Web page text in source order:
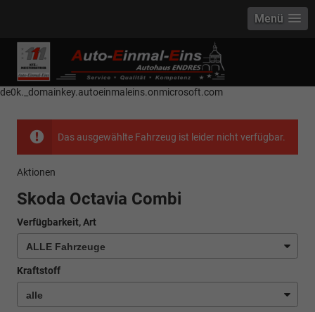
------------ Host Name : selector1._domainkey Points to address or value:
selector1-aee-de0k._domainkey.autoeinmaleins.onmicrosoft.com Host
Name : selector2._domainkey Points to address or value: selector2-aee-
de0k._domainkey.autoeinmaleins.onmicrosoft.com
Menü
Das ausgewählte Fahrzeug ist leider nicht verfügbar.
Aktionen
Skoda Octavia Combi
Verfügbarkeit, Art
Kraftstoff